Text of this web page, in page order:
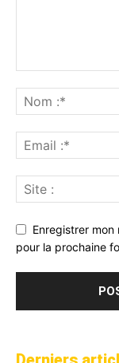
Enregistrer
pour la prochaine